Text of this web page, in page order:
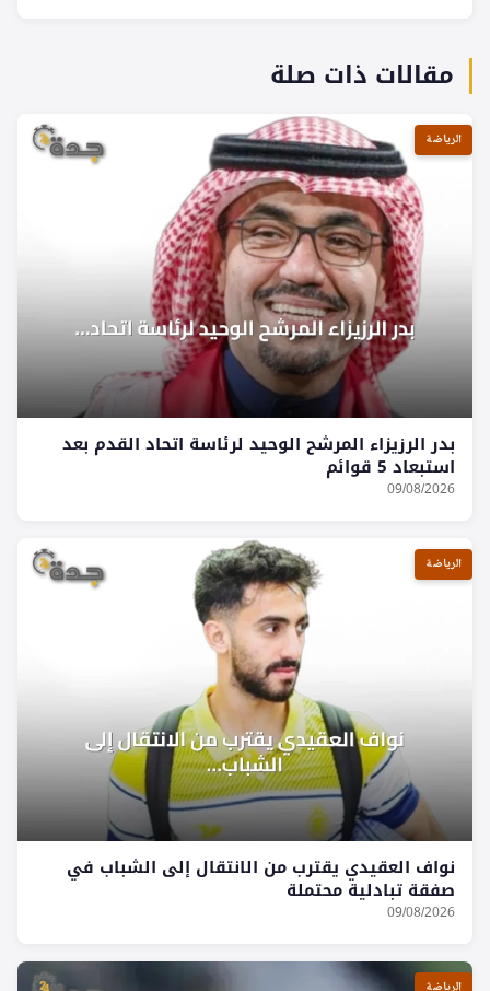
مقالات ذات صلة
الرياضة
بدر الرزيزاء المرشح الوحيد لرئاسة اتحاد القدم بعد
استبعاد 5 قوائم
09/08/2026
الرياضة
نواف العقيدي يقترب من الانتقال إلى الشباب في
صفقة تبادلية محتملة
09/08/2026